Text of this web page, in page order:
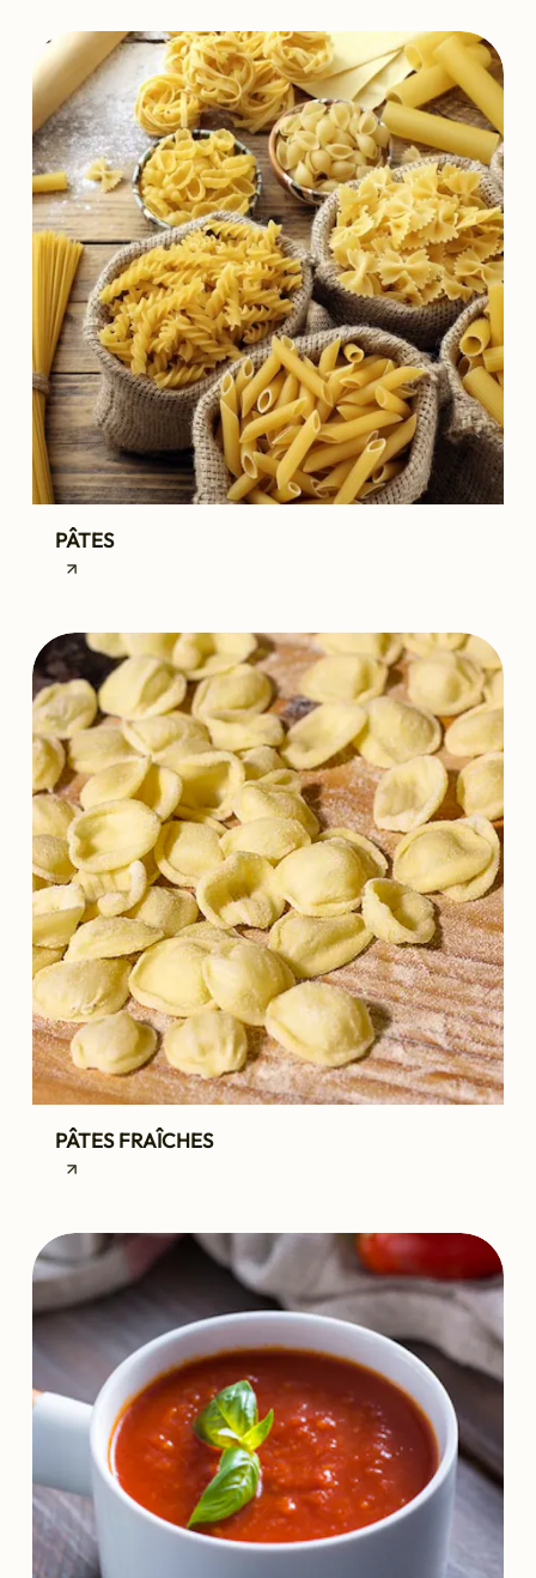
PÂTES
PÂTES FRAÎCHES